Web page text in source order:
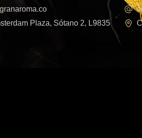
Plaza, Sótano 2, L9835